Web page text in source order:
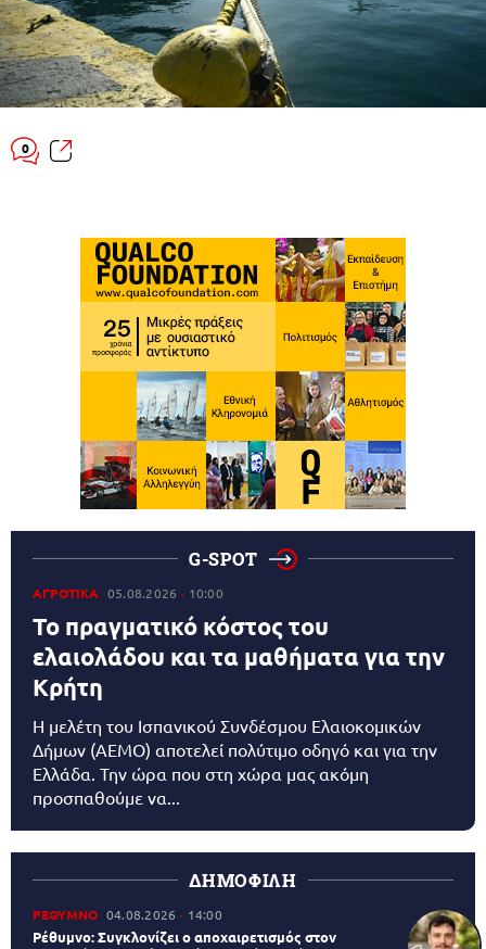
0
G-SPOT
ΑΓΡΟΤΙΚΑ 05.08.2026 10:00
Το πραγματικό κόστος του
ελαιολάδου και τα μαθήματα για την
Κρήτη
Η μελέτη του Ισπανικού Συνδέσμου Ελαιοκομικών
Δήμων (AEMO) αποτελεί πολύτιμο οδηγό και για την
Ελλάδα. Την ώρα που στη χώρα μας ακόμη
προσπαθούμε να...
ΔΗΜΟΦΙΛΗ
ΡΕΘΥΜΝΟ 04.08.2026 14:00
Ρέθυμνο: Συγκλονίζει ο αποχαιρετισμός στον